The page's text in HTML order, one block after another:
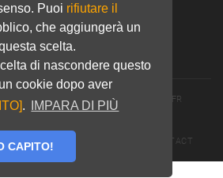
Puoi rifiutare il
che aggiungerà un
scelta.
di nascondere questo
cookie dopo aver
. IMPARA DI PIÙ
CAPITO!
RIGHTS RESERVEDWWW.JALLATTE.FR
CONTACT